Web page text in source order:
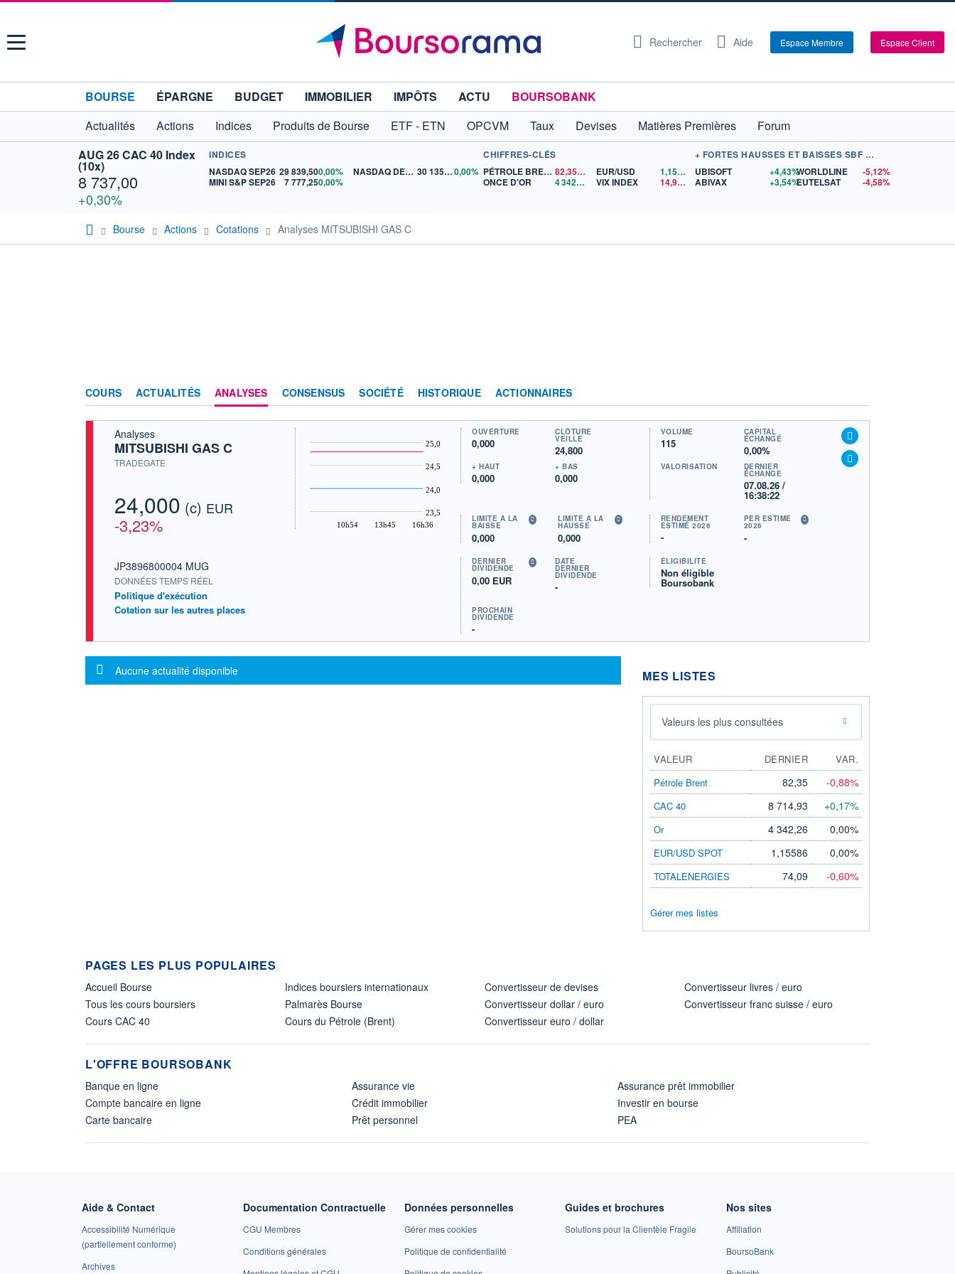
Menu Rechercher Aide Espace Membre Espace Client
BOURSE ÉPARGNE BUDGET IMMOBILIER IMPÔTS ACTU
BOURSOBANK
Actualités
Actions Indices Produits de Bourse ETF - ETN OPCVM Taux Devises Matières Premières
Forum
AUG 26 CAC 40 Index
(10x)
8 737,00
+0,30%
INDICES
NASDAQ SEP26 29 839,500,00%
MINI S&P SEP26
7 777,250,00%
NASDAQ DEC26 30 135,000,00%
CHIFFRES-CLÉS
PÉTROLE BRENT
82,35
$US
ONCE D'OR
4 342,26 $US
EUR/USD 1,1559
$US
VIX INDEX
14,90$US
+ FORTES HAUSSES ET BAISSES SBF 120
UBISOFT
+4,43%
ABIVAX
+3,54%
WORLDLINE
-5,12%
EUTELSAT
-4,58%
Bourse Actions Cotations Analyses MITSUBISHI GAS C
COURS ACTUALITÉS ANALYSES CONSENSUS SOCIÉTÉ HISTORIQUE ACTIONNAIRES
Analyses
MITSUBISHI GAS C
TRADEGATE
24,000 (c) EUR
-3,23%
JP3896800004 MUG
DONNÉES TEMPS RÉEL
Politique d'exécution
Cotation sur les autres places
10h54 13h45 16h36
23,5
24,0
24,5
25,0
OUVERTURE
0,000
CLÔTURE
VEILLE
24,800
+ HAUT
0,000
+ BAS
0,000
VOLUME
115
CAPITAL
ÉCHANGÉ
0,00%
VALORISATION DERNIER
ÉCHANGE
07.08.26 /
16:38:22
LIMITE À LA
BAISSE
0,000
LIMITE À LA
HAUSSE
0,000
RENDEMENT
ESTIMÉ 2026
-
PER ESTIMÉ
2026
-
DERNIER
DIVIDENDE
0,00 EUR
DATE
DERNIER
DIVIDENDE
-
PROCHAIN
DIVIDENDE
-
ÉLIGIBILITÉ
Non éligible
Boursobank
Message d'information
Aucune actualité disponible MES LISTES
Valeurs les plus consultées
VALEUR DERNIER
VAR.
Pétrole Brent
82,35 -0,88%
CAC 40 8 714,93 +0,17%
Or 4 342,26 0,00%
EUR/USD SPOT 1,15586 0,00%
TOTALENERGIES 74,09 -0,60%
Gérer mes listes
PAGES LES PLUS POPULAIRES
Accueil Bourse
Tous les cours boursiers
Cours CAC 40
Indices boursiers internationaux
Palmarès Bourse
Cours du Pétrole (Brent)
Convertisseur de devises
Convertisseur dollar / euro
Convertisseur euro / dollar
Convertisseur livres / euro
Convertisseur franc suisse / euro
L'OFFRE BOURSOBANK
Banque en ligne
Compte bancaire en ligne
Carte bancaire
Assurance vie
Crédit immobilier
Prêt personnel
Assurance prêt immobilier
Investir en bourse
PEA
Aide & Contact
Accessibilité Numérique
(partiellement conforme)
Archives
Documentation Contractuelle
CGU Membres
Conditions générales
Données personnelles
Gérer mes cookies
Politique de confidentialité
Guides et brochures
Solutions pour la Clientèle Fragile
Nos sites
Affiliation
BoursoBank